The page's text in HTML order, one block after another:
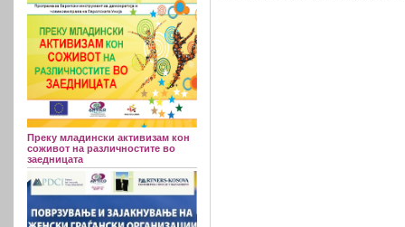
Преку младински активизам кон
соживот на различностите во
заедницата